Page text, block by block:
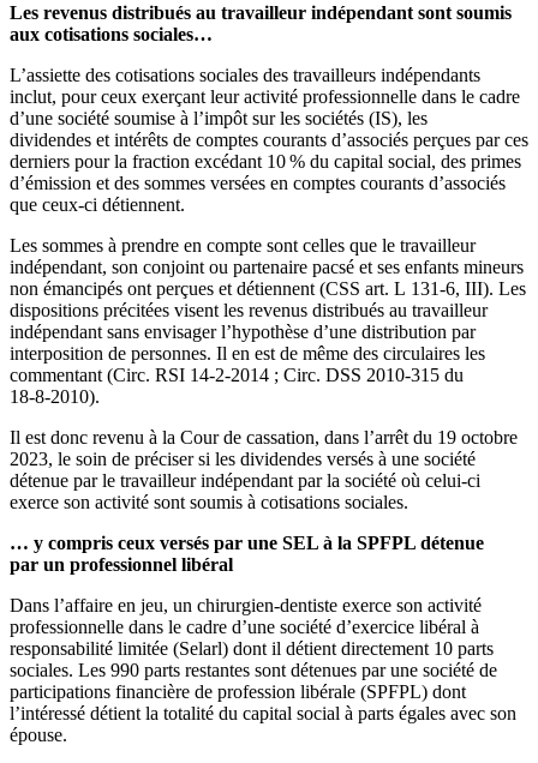
Les revenus distribués au travailleur indépendant sont soumis
aux cotisations sociales…
L’assiette des cotisations sociales des travailleurs indépendants
inclut, pour ceux exerçant leur activité professionnelle dans le cadre
d’une société soumise à l’impôt sur les sociétés (IS), les
dividendes et intérêts de comptes courants d’associés perçues par ces
derniers pour la fraction excédant 10 % du capital social, des primes
d’émission et des sommes versées en comptes courants d’associés
que ceux‑ci détiennent.
Les sommes à prendre en compte sont celles que le travailleur
indépendant, son conjoint ou partenaire pacsé et ses enfants mineurs
non émancipés ont perçues et détiennent (CSS art. L 131‑6, III). Les
dispositions précitées visent les revenus distribués au travailleur
indépendant sans envisager l’hypothèse d’une distribution par
interposition de personnes. Il en est de même des circulaires les
commentant (Circ. RSI 14‑2‑2014 ; Circ. DSS 2010‑315 du
18‑8‑2010).
Il est donc revenu à la Cour de cassation, dans l’arrêt du 19 octobre
2023, le soin de préciser si les dividendes versés à une société
détenue par le travailleur indépendant par la société où celui‑ci
exerce son activité sont soumis à cotisations sociales.
… y compris ceux versés par une SEL à la SPFPL détenue
par un professionnel libéral
Dans l’affaire en jeu, un chirurgien‑dentiste exerce son activité
professionnelle dans le cadre d’une société d’exercice libéral à
responsabilité limitée (Selarl) dont il détient directement 10 parts
sociales. Les 990 parts restantes sont détenues par une société de
participations financière de profession libérale (SPFPL) dont
l’intéressé détient la totalité du capital social à parts égales avec son
épouse.